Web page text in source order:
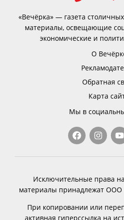
«Вечёрка» — газета
материалы, освещающие
экономические и
О
Обратная
Карта
Мы в
Исключительные права
материалы принадлежат ООО
При копировании или
активная гиперссылка на